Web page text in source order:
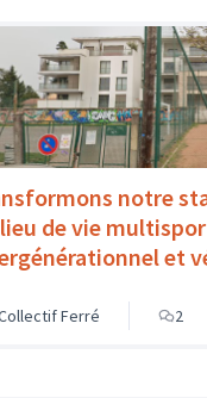
notre
de vie
et
Ferré 2